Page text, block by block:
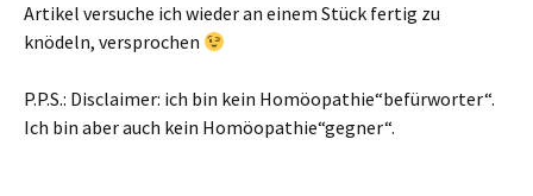
Artikel versuche ich wieder an einem Stück fertig zu
knödeln, versprochen
P.P.S.: Disclaimer: ich bin kein Homöopathie“befürworter“.
Ich bin aber auch kein Homöopathie“gegner“.